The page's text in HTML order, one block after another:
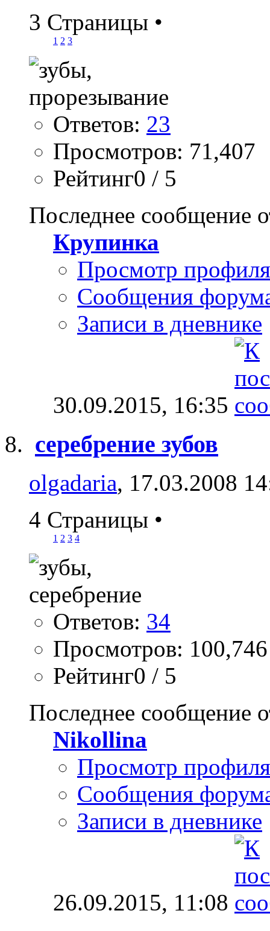
3 Страницы •
1 2 3
Ответов: 23
Просмотров: 71,407
Рейтинг0 / 5
Последнее сообщение
Крупинка
Просмотр профиля
Сообщения
Записи в дневнике
30.09.2015, 16:35
серебрение зубов
olgadaria, 17.03.2008
4 Страницы •
1 2 3 4
Ответов: 34
Просмотров: 100,746
Рейтинг0 / 5
Последнее сообщение
Nikollina
Просмотр профиля
Сообщения
Записи в дневнике
26.09.2015, 11:08